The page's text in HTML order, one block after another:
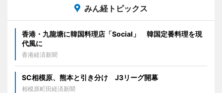
みん経トピックス
香港・九龍塘に韓国料理店「Social」 韓国定番料理を現
代風に
香港経済新聞
SC相模原、熊本と引き分け J3リーグ開幕
相模原町田経済新聞